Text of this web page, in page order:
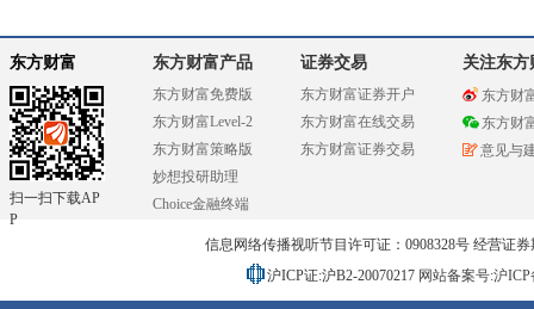
东方财富
扫一扫下载AP
P
东方财富产品
东方财富免费版
东方财富Level-2
东方财富策略版
妙想投研助理
Choice金融终端
证券交易
东方财富证券开户
东方财富在线交易
东方财富证券交易
关注东方
东方财
东方财
意见与
信息网络传播视听节目许可证：0908328号 经营证
沪ICP证:沪B2-20070217 网站备案号:沪